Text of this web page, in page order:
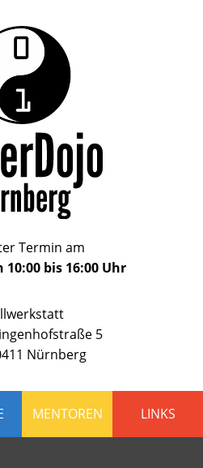
Das
CoderDojo
Nürnberg
ein
Club
für
Kinder
und
Jugendliche
im
Alter
bis
17
Jahren,
lernen
und
Termin am
10:00 bis 16:00 Uhr
5
Nürnberg
MENTOREN LINKS